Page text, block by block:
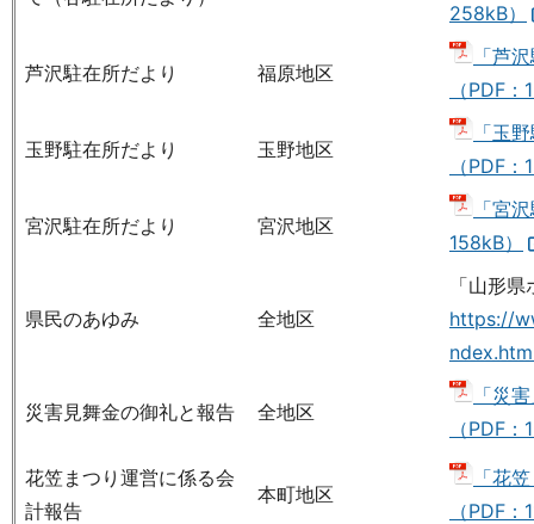
258kB）
芦沢駐在所だより 福原地区
「芦
（PDF
玉野駐在所だより 玉野地区
「玉
（PDF
宮沢駐在所だより 宮沢地区
「宮
158kB）
県民のあゆみ 全地区
「山形
https://
災害見舞金の御礼と報告 全地区
「災
（PDF
花笠まつり運営に係る会
計報告
本町地区
「花
（PDF